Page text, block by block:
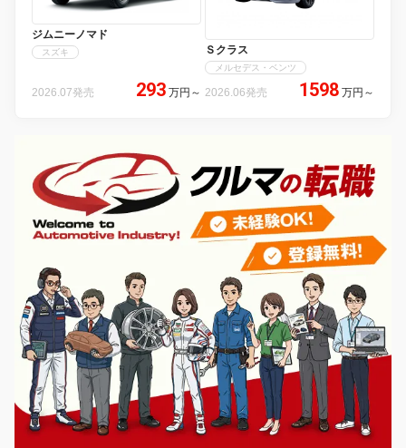
ジムニーノマド
スズキ
2026.07発売 293 万円 ～
Ｓクラス
メルセデス・ベンツ
2026.06発売 1598 万円 ～